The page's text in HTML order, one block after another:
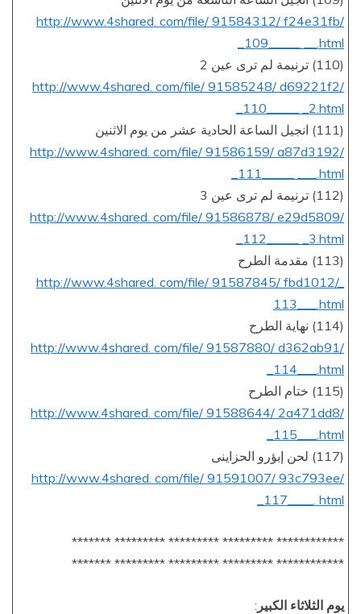
http://www.4shared. com/file/ 91584312/ f24e31fb/
_109_____ __.html
(110) ترنيمة لم ترى عين 2
http://www.4shared. com/file/ 91585248/ d69221f2/
_110_____ _2.html
(111) انجيل الساعة الحادية عشر من يوم الاثنين
http://www.4shared. com/file/ 91586159/ a87d3192/
_111_____ ___.html
(112) ترنيمة لم ترى عين 3
http://www.4shared. com/file/ 91586878/ e29d5809/
_112_____ _3.html
(113) مقدمة الطرح
http://www.4shared. com/file/ 91587845/ fbd1012/_
113___.html
(114) نهاية الطرح
http://www.4shared. com/file/ 91587880/ d362ab91/
_114___.html
(115) ختام الطرح
http://www.4shared. com/file/ 91588644/ 2a471dd8/
_115___.html
(117) لحن إبؤرو الحزاينى
http://www.4shared. com/file/ 91591007/ 93c793ee/
_117____. html
************ ********* ********* ********* *******
************ ********* ********* ********* *******
يوم الثلاثاء الكبير :